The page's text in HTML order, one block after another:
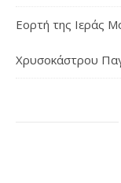
Εορτή της Ιεράς
Χρυσοκάστρου